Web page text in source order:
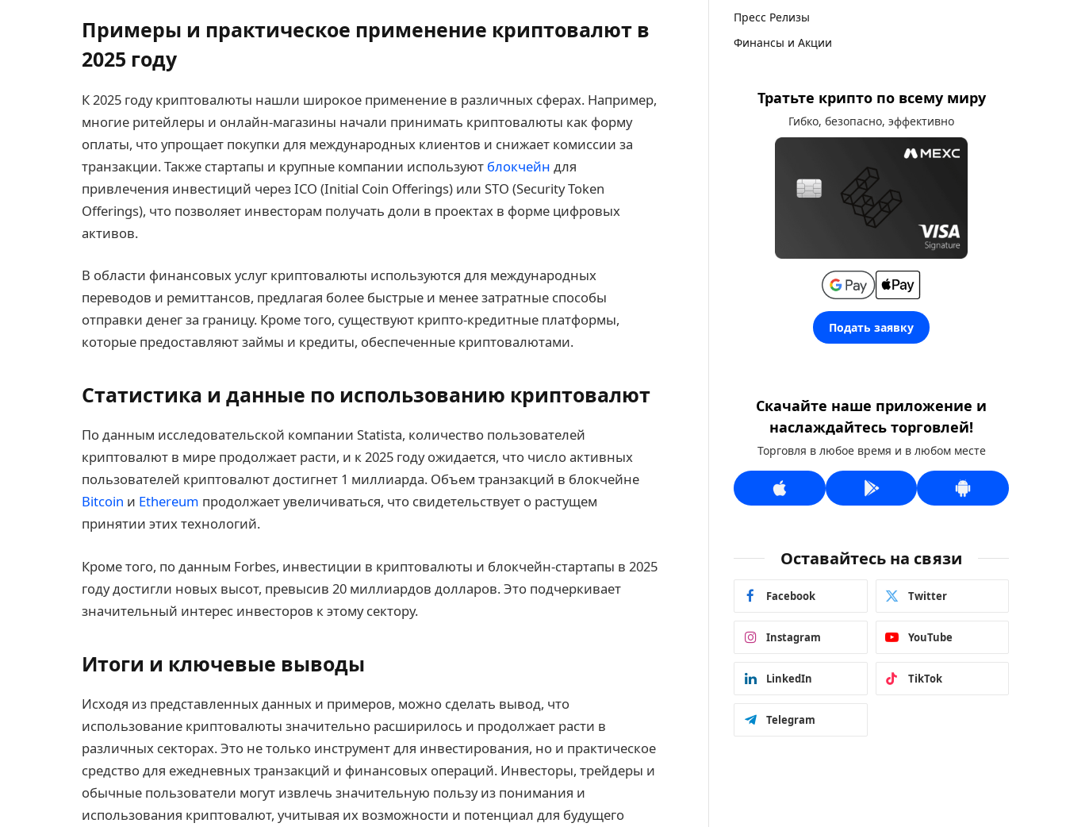
Примеры и практическое применение криптовалют в
2025 году
К 2025 году криптовалюты нашли широкое применение в различных сферах. Например,
многие ритейлеры и онлайн-магазины начали принимать криптовалюты как форму
оплаты, что упрощает покупки для международных клиентов и снижает комиссии за
транзакции. Также стартапы и крупные компании используют блокчейн для
привлечения инвестиций через ICO (Initial Coin Offerings) или STO (Security Token
Offerings), что позволяет инвесторам получать доли в проектах в форме цифровых
активов.
В области финансовых услуг криптовалюты используются для международных
переводов и ремиттансов, предлагая более быстрые и менее затратные способы
отправки денег за границу. Кроме того, существуют крипто-кредитные платформы,
которые предоставляют займы и кредиты, обеспеченные криптовалютами.
Статистика и данные по использованию криптовалют
По данным исследовательской компании Statista, количество пользователей
криптовалют в мире продолжает расти, и к 2025 году ожидается, что число активных
пользователей криптовалют достигнет 1 миллиарда. Объем транзакций в блокчейне
Bitcoin и Ethereum продолжает увеличиваться, что свидетельствует о растущем
принятии этих технологий.
Кроме того, по данным Forbes, инвестиции в криптовалюты и блокчейн-стартапы в 2025
году достигли новых высот, превысив 20 миллиардов долларов. Это подчеркивает
значительный интерес инвесторов к этому сектору.
Итоги и ключевые выводы
Исходя из представленных данных и примеров, можно сделать вывод, что
использование криптовалюты значительно расширилось и продолжает расти в
различных секторах. Это не только инструмент для инвестирования, но и практическое
средство для ежедневных транзакций и финансовых операций. Инвесторы, трейдеры и
обычные пользователи могут извлечь значительную пользу из понимания и
использования криптовалют, учитывая их возможности и потенциал для будущего
Пресс Релизы
Финансы и Акции
Тратьте крипто по всему миру
Гибко, безопасно, эффективно
Подать заявку
Скачайте наше приложение и
наслаждайтесь торговлей!
Торговля в любое время и в любом месте
Оставайтесь на связи
Facebook Twitter
Instagram YouTube
LinkedIn TikTok
Telegram